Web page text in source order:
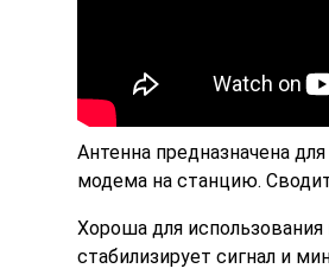
Антеннапредназначена
модема на станцию.
Хорошадля
стабилизирует сигнал и